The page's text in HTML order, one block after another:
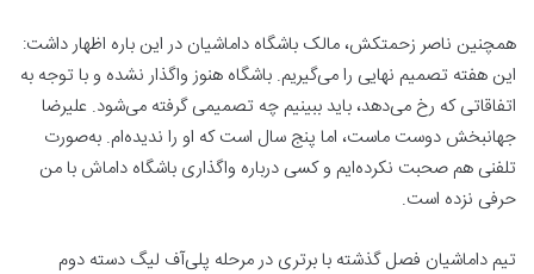
همچنین ناصر زحمتکش، مالک باشگاه داماشیان در این باره اظهار داشت:
این هفته تصمیم نهایی را می‌گیریم. باشگاه هنوز واگذار نشده و با توجه به
اتفاقاتی که رخ می‌دهد، باید ببینیم چه تصمیمی گرفته می‌شود. علیرضا
جهانبخش دوست ماست، اما پنج سال است که او را ندیده‌ام. به‌صورت
تلفنی هم صحبت نکرده‌ایم و کسی درباره واگذاری باشگاه داماش با من
حرفی نزده است.
تیم داماشیان فصل گذشته با برتری در مرحله پلی‌آف لیگ دسته دوم